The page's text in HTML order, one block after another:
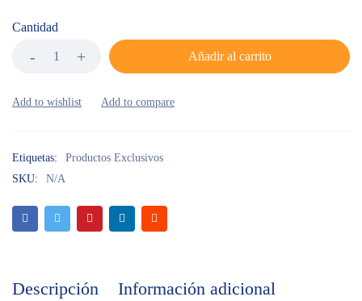
Cantidad
Añadir al carrito
Etiquetas:
Productos Exclusivos
SKU:
N/A
Descripción Información adicional